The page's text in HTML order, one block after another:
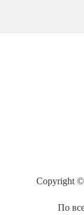
Copyright
По